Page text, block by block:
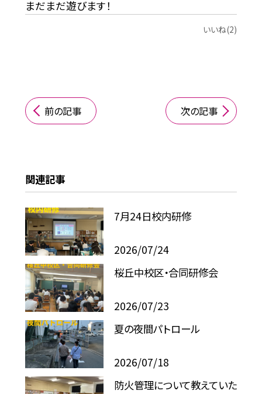
まだまだ遊びます！
いいね(2)
前の記事 次の記事
関連記事
7月24日校内研修
2026/07/24
桜丘中校区・合同研修会
2026/07/23
夏の夜間パトロール
2026/07/18
防火管理について教えていた